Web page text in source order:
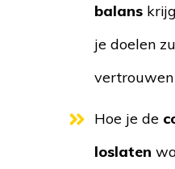
balans
je doelen
Hoe je de
loslaten